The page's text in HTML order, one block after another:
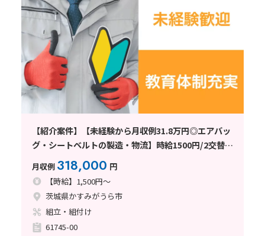
【紹介案件】【未経験から月収例31.8万円◎エアバッ
グ・シートベルトの製造・物流】時給1500円/2交替/
茨城県かすみがうら市上稲吉/寮費無料/未経験歓迎/研
修期間あり/空調完備
月収例 318,000 円
【時給】1,500円～
茨城県かすみがうら市
組立・組付け
61745-00